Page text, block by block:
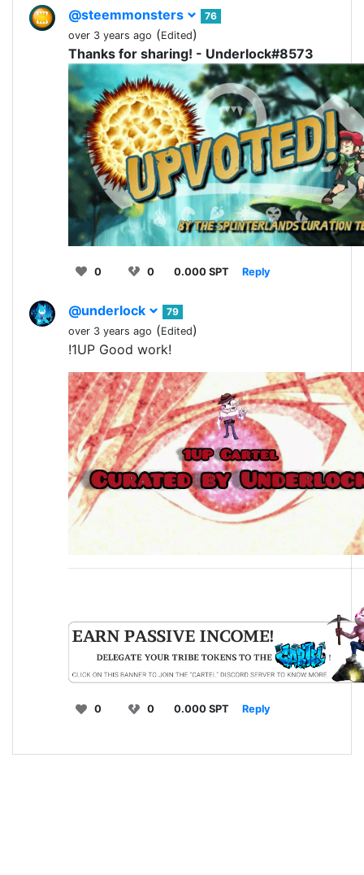
@steemmonsters
76
over 3 years ago (Edited)
Thanks for sharing! - Underlock#8573
0 0 0.000 SPT Reply
@underlock
79
over 3 years ago (Edited)
!1UP Good work!
0 0 0.000 SPT Reply